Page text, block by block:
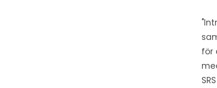
för